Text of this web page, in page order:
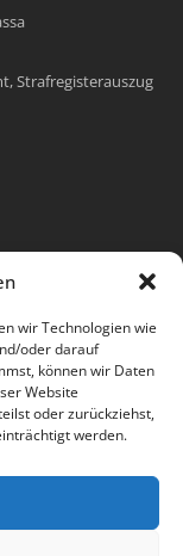
wir Technologien wie
oder darauf
können wir Daten
Website
oder zurückziehst,
werden.
Strafregisterauszug